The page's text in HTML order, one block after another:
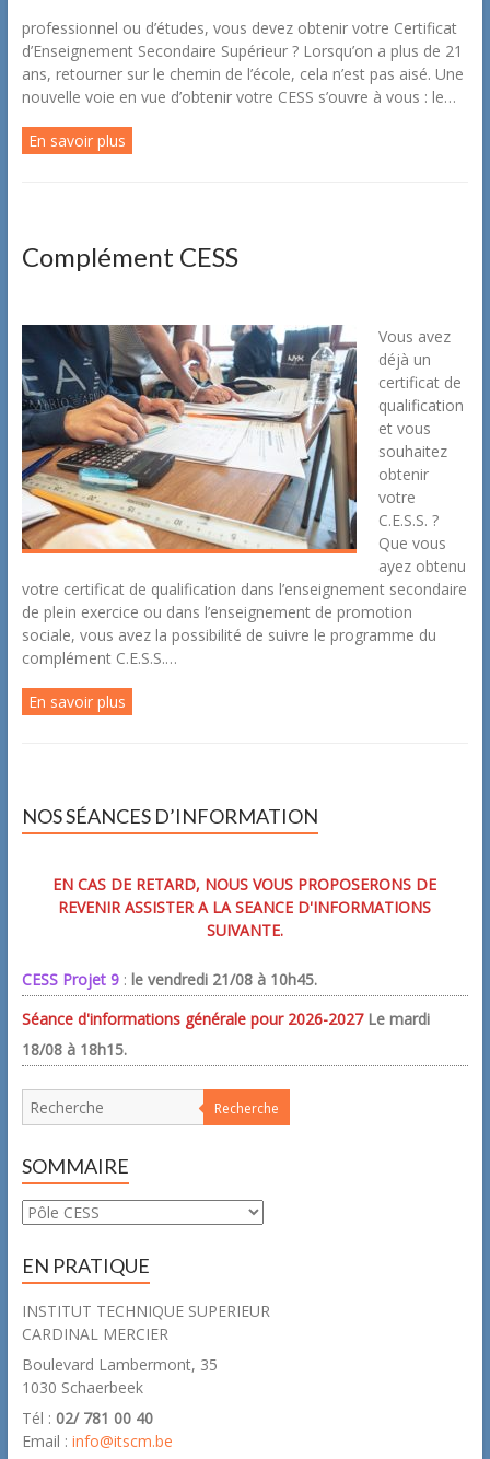
professionnel ou d’études, vous devez obtenir votre Certificat
d’Enseignement Secondaire Supérieur ? Lorsqu’on a plus de 21
ans, retourner sur le chemin de l’école, cela n’est pas aisé. Une
nouvelle voie en vue d’obtenir votre CESS s’ouvre à vous : le…
En savoir plus
Complément CESS
Vous avez
déjà un
certificat de
qualification
et vous
souhaitez
obtenir
votre
C.E.S.S. ?
Que vous
ayez obtenu
votre certificat de qualification dans l’enseignement secondaire
de plein exercice ou dans l’enseignement de promotion
sociale, vous avez la possibilité de suivre le programme du
complément C.E.S.S.…
En savoir plus
NOS SÉANCES D’INFORMATION
EN CAS DE RETARD, NOUS VOUS PROPOSERONS DE
REVENIR ASSISTER A LA SEANCE D'INFORMATIONS
SUIVANTE.
CESS Projet 9: le vendredi 21/08 à 10h45.
Séance d'informations générale pour 2026-2027 Le mardi
18/08 à 18h15.
Recherche
SOMMAIRE
Sommaire
EN PRATIQUE
INSTITUT TECHNIQUE SUPERIEUR
CARDINAL MERCIER
Boulevard Lambermont, 35
1030 Schaerbeek
Tél : 02/ 781 00 40
Email : info@itscm.be